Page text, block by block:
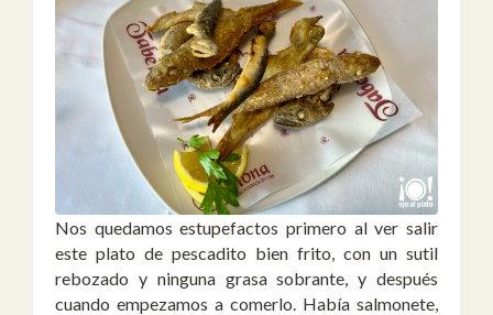
Nos quedamos estupefactos primero al ver salir
este plato de pescadito bien frito, con un sutil
rebozado y ninguna grasa sobrante, y después
cuando empezamos a comerlo. Había salmonete,